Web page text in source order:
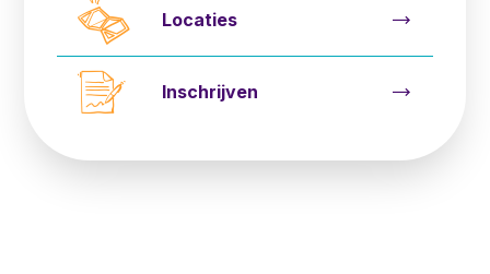
Locaties
Inschrijven